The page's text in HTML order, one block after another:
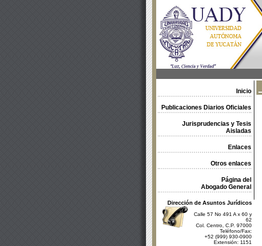
Inicio
Publicaciones Diarios Oficiales
Jurisprudencias y Tesis
Aisladas
Enlaces
Otros enlaces
Página del
Abogado General
Dirección de Asuntos Jurídicos
Calle 57 No 491 A x 60 y
62
Col. Centro, C.P. 97000
Teléfono/Fax:
+52 (999) 930-0900
Extensión: 1151